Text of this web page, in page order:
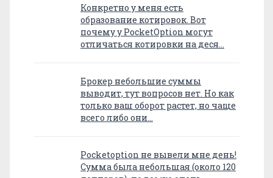
Конкретно у меня есть
образование котировок. Вот
почему у PocketOption могут
отличаться котировки на деся…
Брокер небольшие суммы
выводит, тут вопросов нет. Но как
только ваш оборот растет, но чаще
всего либо они…
Pocketoption не вывели мне день!
Сумма была небольшая (около 120